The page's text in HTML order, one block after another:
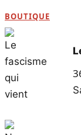
BOUTIQUE